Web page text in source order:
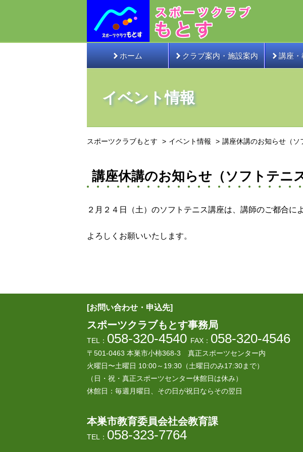
ホーム クラブ案内・施設案内 講座
イベント情報
スポーツクラブもとす イベント情報 講座休講のお知らせ（ソ
講座休講のお知らせ（ソフトテニ
２月２４日（土）のソフトテニス講座は、講師のご都合に
よろしくお願いいたします。
[お問い合わせ・申込先]
スポーツクラブもとす事務局
TEL： 058-320-4540 FAX： 058-320-4546
〒501-0463 本巣市小柿368-3 真正スポーツセンター内
火曜日〜土曜日 10:00～19:30 （土曜日のみ17:30まで）
（日・祝・真正スポーツセンター休館日は休み）
休館日：毎週月曜日、その日が祝日ならその翌日
本巣市教育委員会社会教育課
TEL： 058-323-7764